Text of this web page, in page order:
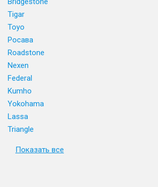
Tigar
Toyo
Росава
Roadstone
Nexen
Federal
Kumho
Yokohama
Lassa
Triangle
Показать все